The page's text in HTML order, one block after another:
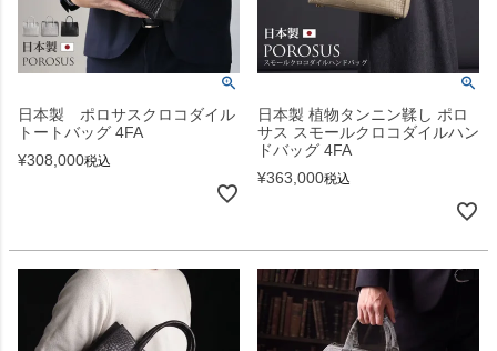
日本製 ポロサスクロコダイル
トートバッグ 4FA
¥308,000税込
日本製 植物タンニン鞣し ポロ
サス スモールクロコダイルハン
ドバッグ 4FA
¥363,000税込